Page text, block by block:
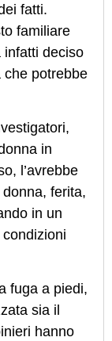
fatti.
familiare
infatti deciso
che potrebbe
in
l’avrebbe
ferita,
in un
fuga a piedi,
sia il
hanno